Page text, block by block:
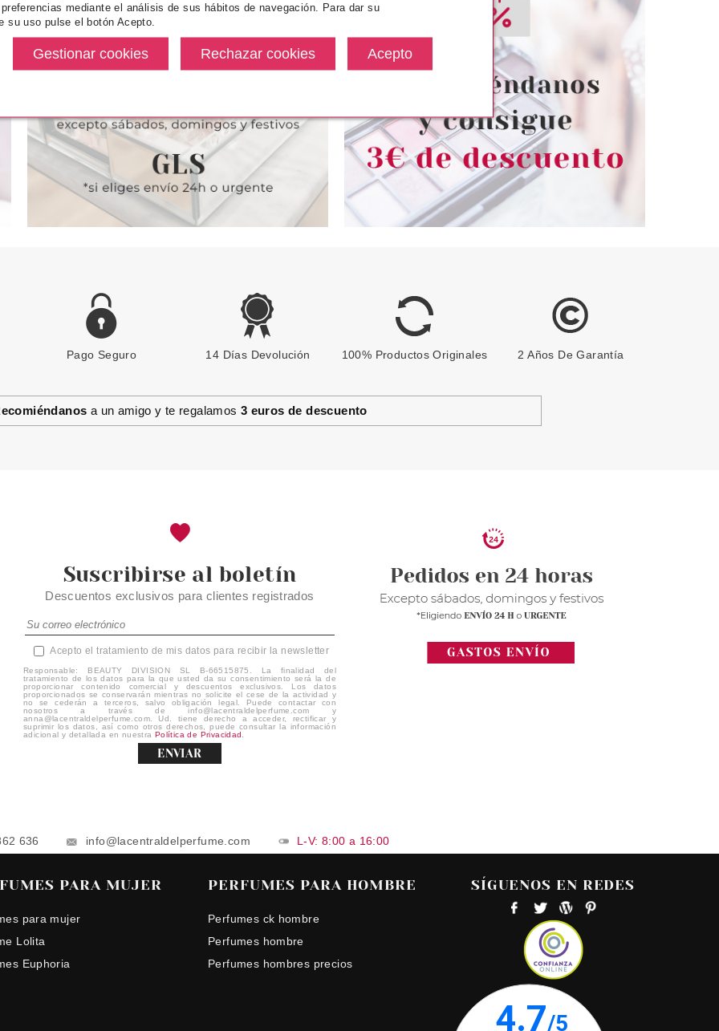
CLARINS
CREAM 50
CLARINS MULTI ACTIVE NIGHT
CREAM TODO TIPO DE PIEL 50
CLARINS LOTION TONIQUE
HYDRATANTE 200 ML
CLARINS EXTRA FIRMING JOUR
CREMA DIA TODO TIPO PIELES
50 ML+ 3 PRODUCTOS SET
REGALO
Pvr 140.00€
-25%
desde
105.25€
FOUNDATION M1C 30 ML
Pvr 62.00€
desde
Pago Seguro 14 Días Devolución 100% Productos Originales 2 Años De Garantía
a un amigo y te regalamos 3 euros de descuento
Suscribirse al boletín
Descuentos exclusivos para clientes registrados
Acepto el tratamiento de mis datos para recibir la newsletter
Responsable: BEAUTY DIVISION SL B-66515875. La finalidad del
tratamiento de los datos para la que usted da su consentimiento será la de
proporcionar contenido comercial y descuentos exclusivos. Los datos
proporcionados se conservarán mientras no solicite el cese de la actividad y
no se cederán a terceros, salvo obligación legal. Puede contactar con
nosotros a través de info@lacentraldelperfume.com y
anna@lacentraldelperfume.com. Ud. tiene derecho a acceder, rectificar y
suprimir los datos, así como otros derechos, puede consultar la información
adicional y detallada en nuestra Política de Privacidad
ENVIAR
636 info@lacentraldelperfume.com L-V: 8:00 a 16:00
PARA MUJER
para mujer
Lolita
Euphoria
PERFUMES PARA HOMBRE
Perfumes ck hombre
Perfumes hombre
Perfumes hombres precios
SÍGUENOS EN REDES
mediante el análisis de sus hábitos de navegación. Para dar su
su uso pulse el botón Acepto.